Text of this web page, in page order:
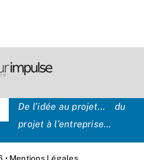
De l’idée au projet… du
projet à l’entreprise…